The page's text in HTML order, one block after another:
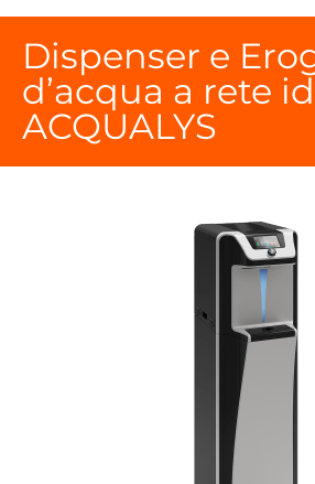
Dispenser e
d’acqua a rete
ACQUALYS